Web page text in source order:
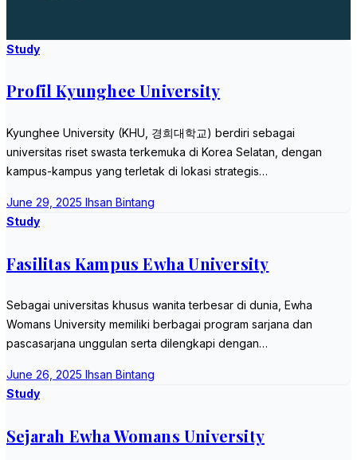
Study
Profil Kyunghee University
Kyunghee University (KHU, 경희대학교) berdiri sebagai
universitas riset swasta terkemuka di Korea Selatan, dengan
kampus-kampus yang terletak di lokasi strategis…
June 29, 2025 Ihsan Bintang
Study
Fasilitas Kampus Ewha University
Sebagai universitas khusus wanita terbesar di dunia, Ewha
Womans University memiliki berbagai program sarjana dan
pascasarjana unggulan serta dilengkapi dengan…
June 26, 2025 Ihsan Bintang
Study
Sejarah Ewha Womans University